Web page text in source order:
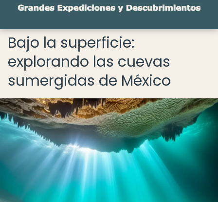
Bajo la superficie:
explorando las cuevas
sumergidas de México